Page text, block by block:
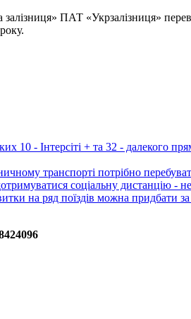
залізниця» ПАТ «Укрзалізниця»
10 - Інтерсіті + та 32 - далекого
транспорті потрібно
соціальну дистанцію -
на ряд поїздів можна придбати